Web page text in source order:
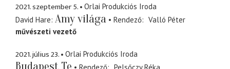
2021. szeptember 5.
Orlai Produkciós Iroda
David Hare Amy világa Rendező
Valló Péter
művészeti vezető
2021. július 23. Orlai Produkciós Iroda